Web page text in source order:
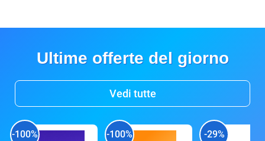
Ultime offerte del giorno
Vedi tutte
-100% -100% -29%